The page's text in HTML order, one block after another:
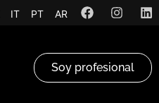
IT PT AR
Soy profesional